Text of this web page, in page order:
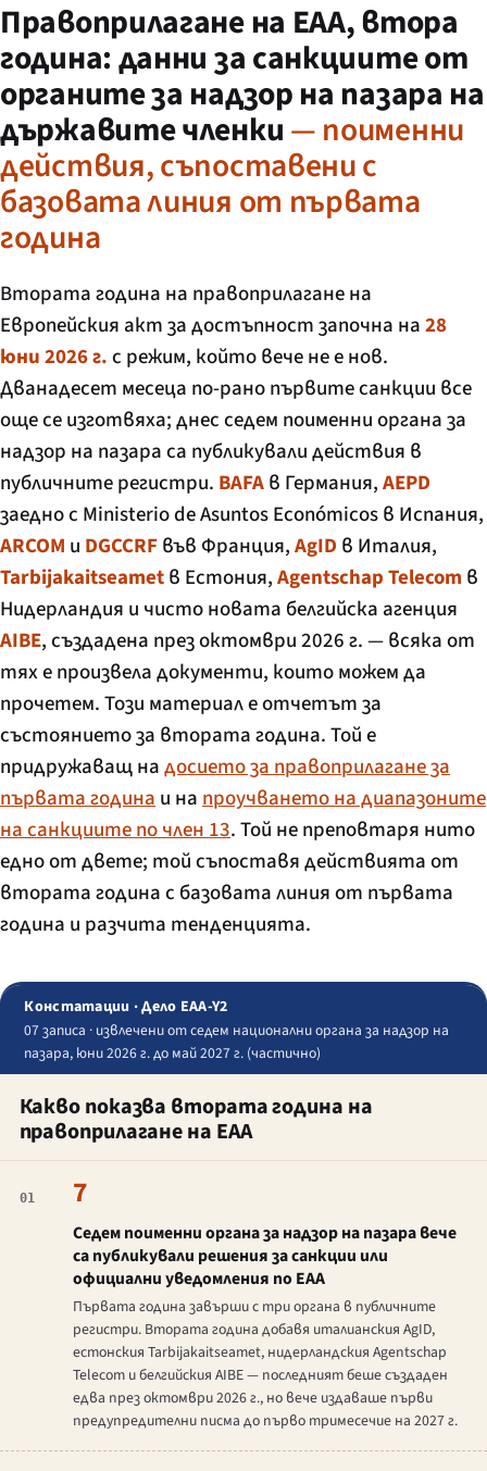
Правоприлагане на EAA, втора
година: данни за санкциите от
органите за надзор на пазара на
държавите членки— поименни
действия, съпоставени с
базовата линия от първата
година
Втората година на правоприлагане на
Европейския акт за достъпност започна на28
юни 2026 г.с режим, който вече не е нов.
Дванадесет месеца по-рано първите санкции все
още се изготвяха; днес седем поименни органа за
надзор на пазара са публикували действия в
публичните регистри. BAFAв Германия,AEPD
заедно с Ministerio de Asuntos Económicosв Испания,
ARCOM и DGCCRFвъв Франция,AgID в Италия,
Tarbijakaitseametв Естония,Agentschap Telecom в
Нидерландия и чисто новата белгийска агенция
AIBE, създадена през октомври 2026 г. — всяка от
тях е произвела документи, които можем да
прочетем. Този материал е отчетът за
състоянието за втората година. Той е
придружаващ надосието за правоприлагане за
първата годинаи напроучването на диапазоните
на санкциите по член 13. Той не преповтаря нито
едно от двете; той съпоставя действията от
втората година с базовата линия от първата
година и разчита тенденцията.
Констатации · Дело EAA-Y2
07 записа · извлечени от седем национални органа за надзор на
пазара, юни 2026 г. до май 2027 г. (частично)
Какво показва втората година на
правоприлагане на EAA
01 7
Седем поименни органа за надзор на пазара вече
са публикували решения за санкции или
официални уведомления по EAA
Първата година завърши с три органа в публичните
регистри. Втората година добавя италианския AgID,
естонския Tarbijakaitseamet, нидерландския Agentschap
Telecomи белгийския AIBE — последният беше създаден
едва през октомври 2026 г., но вече издаваше първи
предупредителни писма до първо тримесечие на 2027 г.